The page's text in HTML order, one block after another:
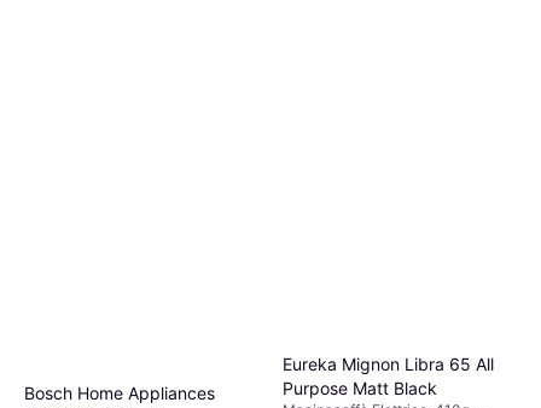
Bosch Home Appliances
Eureka Mignon Libra 65 All
Purpose Matt Black